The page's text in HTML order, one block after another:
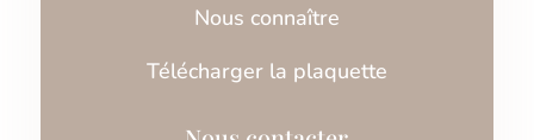
Nous connaître
Télécharger la plaquette